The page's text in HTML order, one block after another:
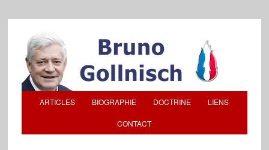
ARTICLES BIOGRAPHIE DOCTRINE LIENS
CONTACT